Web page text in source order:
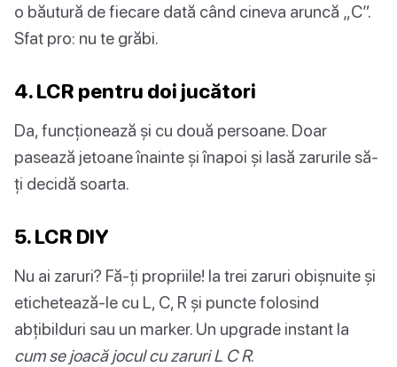
o băutură de fiecare dată când cineva aruncă „C”.
Sfat pro: nu te grăbi.
4. LCR pentru doi jucători
Da, funcționează și cu două persoane. Doar
pasează jetoane înainte și înapoi și lasă zarurile să-
ți decidă soarta.
5. LCR DIY
Nu ai zaruri? Fă-ți propriile! Ia trei zaruri obișnuite și
etichetează-le cu L, C, R și puncte folosind
abțibilduri sau un marker. Un upgrade instant la
cum se joacă jocul cu zaruri L C R.